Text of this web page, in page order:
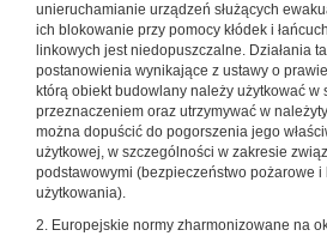
unieruchamianie urządzeń służących
ich blokowanie przy pomocy kłódek i
linkowych jest niedopuszczalne. Działania
postanowienia wynikające z ustawy o
którą obiekt budowlany należy użytkować w
przeznaczeniem oraz utrzymywać w
można dopuścić do pogorszenia jego
użytkowej, w szczególności w zakresie
podstawowymi (bezpieczeństwo pożarowe
użytkowania).
2. Europejskie normy zharmonizowane na